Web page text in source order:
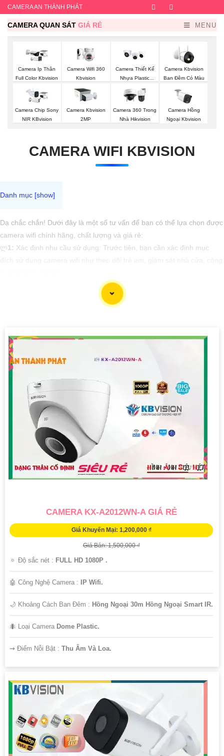
CAMERA AN THÀNH PHÁT Facebook
CAMERA QUAN SÁT GIÁ RẺ MENU
Camera Ip Thân
Full Color Kbvision
Camera Wifi 360
Kbvision
Camera Thiết Kế
Nhựa Plastic
Camera Kbvision
Ban Đêm Có Màu
Camera Chip Sony
NIR KBvision
Camera Kbvision
2MP
Camera 360 Trong
Nhà Hikvision
Camera Hồng
Ngoại Kbvision
CAMERA WIFI KBVISION
Dạ chắc chắn! Dưới đây là một số tư vấn để bạn có thể lựa chọn được
camera wifi chính hãng, chất lượng và giá rẻ:
ლ1: Xác định nhu cầu sử dụng: Trước tiên, bạn cần xác định mục
Chọn thương hiệu uy tín: Nên chọn các thương hiệu nổi tiếng và
đáng tin cậy như Xiaomi, TP-Link, Ezviz, Wyze để nâng cao an toàn
phân giải cao từ 720p trở lên để giúp bạn quan sát được hình ảnh rõ
nét.
🙋4:Tính năng đặc biệt: Lựa chọn camera wifi có tính năng cần thiết
như xoay 360 độ, cảm biến chuyển động, hai chiều âm thanh, hồng
ngoại ban đêm, lưu trữ đám mây.
So sánh giá cả: Nên so sánh giá cả từ các cửa hàng và trang
web bán hàng uy tín để tìm được mức giá phù hợp nhất.
Mong rằng những tư vấn trên sẽ giúp bạn tìm được camera wifi chính
hãng, chất lượng và giá rẻ. Nếu cần thêm thông tin hay hỗ trợ, bạn có
thể liên hệ trực tiếp với nhà cung cấp hoặc đến các cửa hàng đồ điện
tử để được tư vấn chi tiết hơn.
CAMERA KX-A2012WN-A GIÁ RẺ
Giá Khuyến Mại: 1,200,000 ₫
Giá Bán: 1,500,000 ₫
🔅 Độ sắc nét : FULL HD 1080P .
🤖️ Công Nghệ Camera : IP Wifi.
🌙 Khoảng Cách Ban Đêm : Hồng Ngoại 30m Hồng Ngoại Smart IR.
🐜 Loại Camera Dome Plastic.
️⇝ Điểm Nỗi Bật : Thu Âm Và Loa.